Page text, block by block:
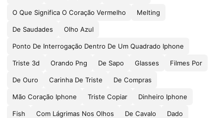
O Que Significa O Coração Vermelho Melting
De Saudades Olho Azul
Ponto De Interrogação Dentro De Um Quadrado Iphone
Triste 3d Orando Png De Sapo Glasses Filmes Por
De Ouro Carinha De Triste De Compras
Mão Coração Iphone Triste Copiar Dinheiro Iphone
Fish Com Lágrimas Nos Olhos De Cavalo Dado